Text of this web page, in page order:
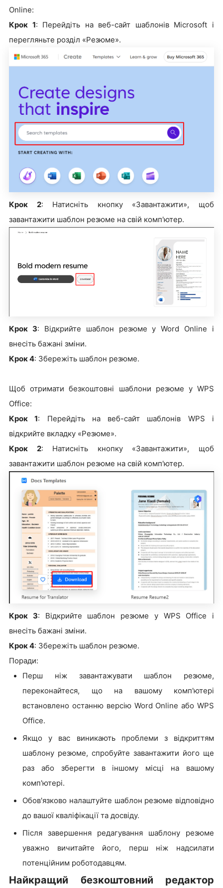
Online:
Крок 1: Перейдіть на веб-сайт шаблонів Microsoft і
перегляньте розділ «Резюме».
Крок 2: Натисніть кнопку «Завантажити», щоб
завантажити шаблон резюме на свій комп'ютер.
Крок 3: Відкрийте шаблон резюме у Word Online і
внесіть бажані зміни.
Крок 4: Збережіть шаблон резюме.
Щоб отримати безкоштовні шаблони резюме у WPS
Office:
Крок 1: Перейдіть на веб-сайт шаблонів WPS і
відкрийте вкладку «Резюме».
Крок 2: Натисніть кнопку «Завантажити», щоб
завантажити шаблон резюме на свій комп'ютер.
Крок 3: Відкрийте шаблон резюме у WPS Office і
внесіть бажані зміни.
Крок 4: Збережіть шаблон резюме.
Поради:
Перш ніж завантажувати шаблон резюме,
переконайтеся, що на вашому комп'ютері
встановлено останню версію Word Online або WPS
Office.
Якщо у вас виникають проблеми з відкриттям
шаблону резюме, спробуйте завантажити його ще
раз або зберегти в іншому місці на вашому
комп'ютері.
Обов'язково налаштуйте шаблон резюме відповідно
до вашої кваліфікації та досвіду.
Після завершення редагування шаблону резюме
уважно вичитайте його, перш ніж надсилати
потенційним роботодавцям.
Найкращий безкоштовний редактор